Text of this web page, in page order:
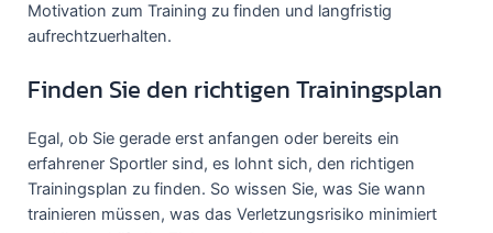
Motivation zum Training zu finden und langfristig
aufrechtzuerhalten.
Finden Sie den richtigen Trainingsplan
Egal, ob Sie gerade erst anfangen oder bereits ein
erfahrener Sportler sind, es lohnt sich, den richtigen
Trainingsplan zu finden. So wissen Sie, was Sie wann
trainieren müssen, was das Verletzungsrisiko minimiert